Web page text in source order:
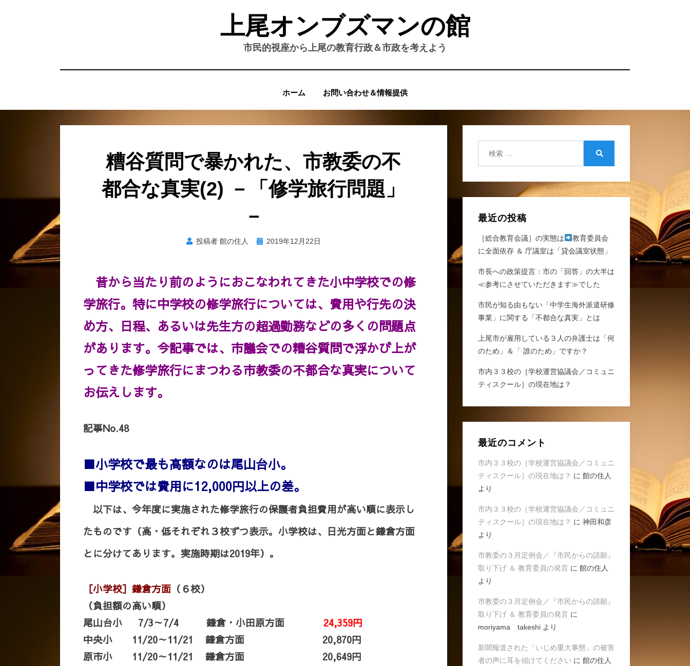
上尾オンブズマンの館
市民的視座から上尾の教育行政＆市政を考えよう
ホーム お問い合わせ＆情報提供
糟谷質問で暴かれた、市教委の不
都合な真実(2) －「修学旅行問題」
－
投稿者 館の住人
投 2019年12月22日
昔から当たり前のようにおこなわれてきた小中学校での修
学旅行。特に中学校の修学旅行については、費用や行先の決
め方、日程、あるいは先生方の超過勤務などの多くの問題点
があります。今記事では、市議会での糟谷質問で浮かび上が
ってきた修学旅行にまつわる市教委の不都合な真実について
お伝えします。
記事No.48
■小学校で最も高額なのは尾山台小。
■中学校では費用に12,000円以上の差。
以下は、今年度に実施された修学旅行の保護者負担費用が高い順に表示し
たものです（高・低それぞれ３校ずつ表示。小学校は、日光方面と鎌倉方面
とに分けてあります。実施時期は2019年）。
［小学校］鎌倉方面 （６校）
（負担額の高い順）
尾山台小 7/3～7/4 鎌倉・小田原方面 24,359円
中央小 11/20～11/21 鎌倉方面 20,870円
原市小 11/20～11/21 鎌倉方面 20,649円
最近の投稿
［総合教育会議］の実態は
教育委員会
に全面依存 ＆ 庁議室は「貸会議室状態」
市長への政策提言：市の「回答」の大半は
≪参考にさせていただきます≫でした
市民が知る由もない「中学生海外派遣研修
事業」に関する「不都合な真実」とは
上尾市が雇用している３人の弁護士は「何
のため」＆「 誰のため」ですか？
市内３３校の［学校運営協議会／コミュニ
ティスクール］の現在地は？
最近のコメント
市内３３校の［学校運営協議会／コミュニ
ティスクール］の現在地は？ に 館の住人
より
市内３３校の［学校運営協議会／コミュニ
ティスクール］の現在地は？ に 神田和彦
より
市教委の３月定例会／『市民からの請願』
取り下げ ＆ 教育委員の発言に 館の住人
より
市教委の３月定例会／『市民からの請願』
取り下げ ＆ 教育委員の発言に
moriyama takeshiより
新聞報道された「いじめ重大事態」の被害
者の声に耳を傾けてください に 館の住人